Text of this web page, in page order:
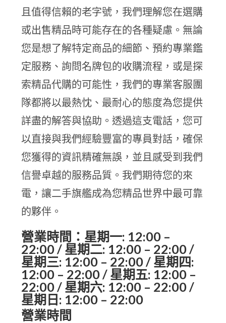
且值得信賴的老字號，我們理解您在選購
或出售精品時可能存在的各種疑慮。無論
您是想了解特定商品的細節、預約專業鑑
定服務、詢問名牌包的收購流程，或是探
索精品代購的可能性，我們的專業客服團
隊都將以最熱忱、最耐心的態度為您提供
詳盡的解答與協助。透過這支電話，您可
以直接與我們經驗豐富的專員對話，確保
您獲得的資訊精確無誤，並且感受到我們
信譽卓越的服務品質。我們期待您的來
電，讓二手旗艦成為您精品世界中最可靠
的夥伴。
營業時間：星期一: 12:00 –
22:00 / 星期二: 12:00 – 22:00 /
星期三: 12:00 – 22:00 / 星期四:
12:00 – 22:00 / 星期五: 12:00 –
22:00 / 星期六: 12:00 – 22:00 /
星期日: 12:00 – 22:00
營業時間